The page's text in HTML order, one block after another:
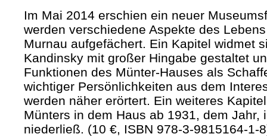
Im Mai 2014 erschien ein neuer
werden verschiedene Aspekte des
Murnau aufgefächert. Ein Kapitel widmet
Kandinsky mit großer Hingabe gestaltet
Funktionen des Münter-Hauses als
wichtiger Persönlichkeiten aus dem
werden näher erörtert. Ein weiteres
Münters in dem Haus ab 1931, dem
niederließ. (10 €, ISBN 978-3-9815164-1-